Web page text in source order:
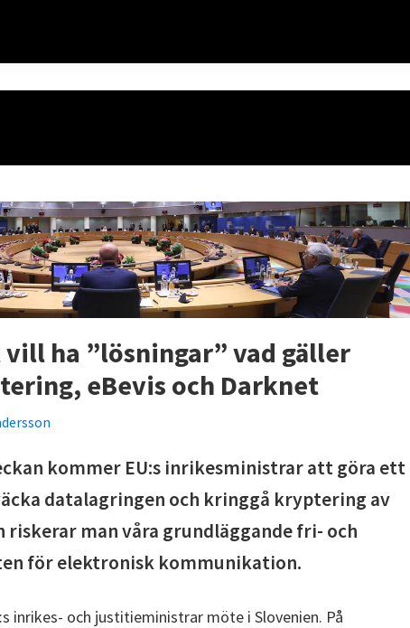
ha ”lösningar” vad gäller
eBevis och Darknet
kommer EU:s inrikesministrar att göra ett
datalagringen och kringgå kryptering av
riskerar man våra grundläggande fri- och
för elektronisk kommunikation.
inrikes- och justitieministrar möte i Slovenien. På